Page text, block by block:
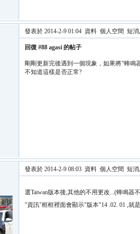
發表於 2014-2-9 01:04 資料 個人空間 短消
回復 #88 agasi 的帖子
剛剛更新完後遇到一個現象，如果將"蜂
不知道這樣是否正常?
發表於 2014-2-9 08:03 資料 個人空間 短消
選Taiwan版本後,其他的不用更改...(蜂鳴器
"資訊"框框裡面會顯示"版本"14 .02. 01 ,就